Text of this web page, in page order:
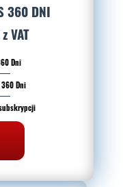
360 DNI
VAT
Dni
Dni